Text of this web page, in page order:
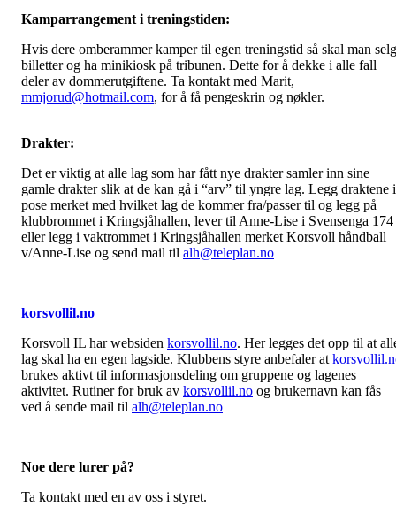
Kamparrangement i treningstiden:
Hvis dere omberammer kamper til egen treningstid så skal man
billetter og ha minikiosk på tribunen. Dette for å dekke i alle fall
deler av dommerutgiftene. Ta kontakt med Marit,
mmjorud@hotmail.com, for å få pengeskrin og nøkler.
Drakter:
Det er viktig at alle lag som har fått nye drakter samler inn sine
gamle drakter slik at de kan gå i “arv” til yngre lag. Legg draktene i
pose merket med hvilket lag de kommer fra/passer til og legg på
klubbrommet i Kringsjåhallen, lever til Anne-Lise i Svensenga 174
eller legg i vaktrommet i Kringsjåhallen merket Korsvoll håndball
v/Anne-Lise og send mail til alh@teleplan.no
korsvollil.no
Korsvoll IL har websiden korsvollil.no. Her legges det opp til at
lag skal ha en egen lagside. Klubbens styre anbefaler at
brukes aktivt til informasjonsdeling om gruppene og lagenes
aktivitet. Rutiner for bruk av korsvollil.no og brukernavn kan fås
ved å sende mail til alh@teleplan.no
Noe dere lurer på?
Ta kontakt med en av oss i styret.